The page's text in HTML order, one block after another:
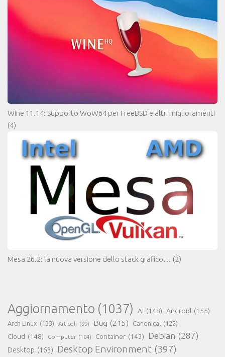
Wine 11.14: Supporto WoW64 per FreeBSD e altri miglioramenti
(4)
Mesa 26.2: la nuova versione dello stack grafico… (2)
Aggiornamento (1037) AI (148) Android (155)
Arch Linux (133) Articoli (99) Bug (215) Canonical (122)
Cloud (148) Computer (104) Container (143) Debian (287)
Desktop (163) Desktop Environment (397)